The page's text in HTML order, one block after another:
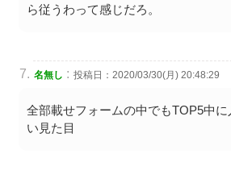
ら従うわって感じだろ。
名無し : 投稿日：2020/03/30(月) 20:48:29
全部載せフォームの中でもTOP5中
い見た目